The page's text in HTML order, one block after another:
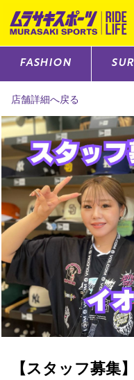
CATEGORY
サーフTOP
スノーTOP
スケートTOP
CONTENTS
ブランド一覧
FASHION
店舗詳細へ戻る
【スタッフ募集